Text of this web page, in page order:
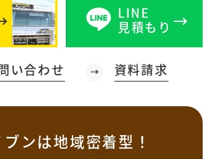
LINE
見積もり
い合わせ 資料請求
ンは地域密着型！